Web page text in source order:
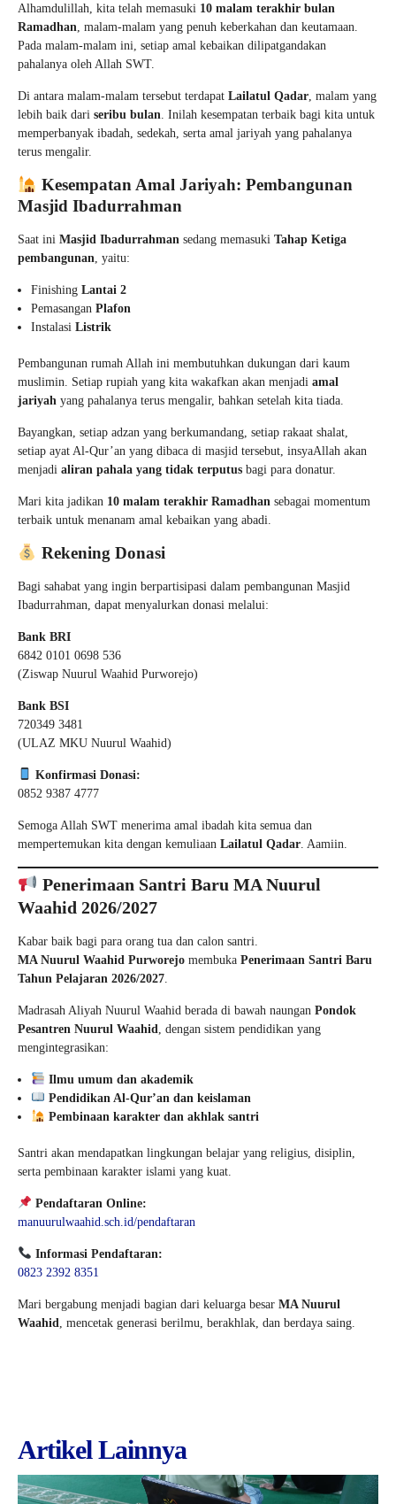
Alhamdulillah, kita telah memasuki 10 malam terakhir bulan
Ramadhan , malam-malam yang penuh keberkahan dan keutamaan.
Pada malam-malam ini, setiap amal kebaikan dilipatgandakan
pahalanya oleh Allah SWT.
Di antara malam-malam tersebut terdapat Lailatul Qadar , malam yang
lebih baik dari seribu bulan . Inilah kesempatan terbaik bagi kita untuk
memperbanyak ibadah, sedekah, serta amal jariyah yang pahalanya
terus mengalir.
Kesempatan Amal Jariyah: Pembangunan
Masjid Ibadurrahman
Saat ini Masjid Ibadurrahman sedang memasuki Tahap Ketiga
pembangunan , yaitu:
Finishing Lantai 2
Pemasangan Plafon
Instalasi Listrik
Pembangunan rumah Allah ini membutuhkan dukungan dari kaum
muslimin. Setiap rupiah yang kita wakafkan akan menjadi amal
jariyah yang pahalanya terus mengalir, bahkan setelah kita tiada.
Bayangkan, setiap adzan yang berkumandang, setiap rakaat shalat,
setiap ayat Al-Qur’an yang dibaca di masjid tersebut, insyaAllah akan
menjadi aliran pahala yang tidak terputus bagi para donatur.
Mari kita jadikan 10 malam terakhir Ramadhan sebagai momentum
terbaik untuk menanam amal kebaikan yang abadi.
Rekening Donasi
Bagi sahabat yang ingin berpartisipasi dalam pembangunan Masjid
Ibadurrahman, dapat menyalurkan donasi melalui:
Bank BRI
6842 0101 0698 536
(Ziswap Nuurul Waahid Purworejo)
Bank BSI
720349 3481
(ULAZ MKU Nuurul Waahid)
Konfirmasi Donasi:
0852 9387 4777
Semoga Allah SWT menerima amal ibadah kita semua dan
mempertemukan kita dengan kemuliaan Lailatul Qadar . Aamiin.
Penerimaan Santri Baru MA Nuurul
Waahid 2026/2027
Kabar baik bagi para orang tua dan calon santri.
MA Nuurul Waahid Purworejo membuka Penerimaan Santri Baru
Tahun Pelajaran 2026/2027
Madrasah Aliyah Nuurul Waahid berada di bawah naungan Pondok
Pesantren Nuurul Waahid , dengan sistem pendidikan yang
mengintegrasikan:
Ilmu umum dan akademik
Pendidikan Al-Qur’an dan keislaman
Pembinaan karakter dan akhlak santri
Santri akan mendapatkan lingkungan belajar yang religius, disiplin,
serta pembinaan karakter islami yang kuat.
Pendaftaran Online:
manuurulwaahid.sch.id/pendaftaran
Informasi Pendaftaran:
0823 2392 8351
Mari bergabung menjadi bagian dari keluarga besar MA Nuurul
Waahid , mencetak generasi berilmu, berakhlak, dan berdaya saing.
Artikel Lainnya